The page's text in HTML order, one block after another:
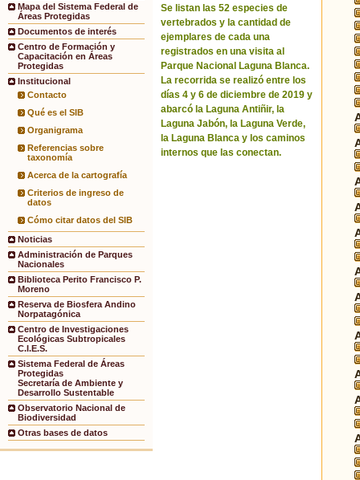
Mapa del Sistema Federal de
Áreas Protegidas
Documentos de interés
Centro de Formación y
Capacitación en Áreas
Protegidas
Institucional
Contacto
Qué es el SIB
Organigrama
Referencias sobre
taxonomía
Acerca de la cartografía
Criterios de ingreso de
datos
Cómo citar datos del SIB
Noticias
Administración de Parques
Nacionales
Biblioteca Perito Francisco P.
Moreno
Reserva de Biosfera Andino
Norpatagónica
Centro de Investigaciones
Ecológicas Subtropicales
C.I.E.S.
Sistema Federal de Áreas
Protegidas
Secretaría de Ambiente y
Desarrollo Sustentable
Observatorio Nacional de
Biodiversidad
Otras bases de datos
Se listan las 52 especies de
vertebrados y la cantidad de
ejemplares de cada una
registrados en una visita al
Parque Nacional Laguna Blanca.
La recorrida se realizó entre los
días 4 y 6 de diciembre de 2019 y
abarcó la Laguna Antiñir, la
Laguna Jabón, la Laguna Verde,
la Laguna Blanca y los caminos
internos que las conectan.